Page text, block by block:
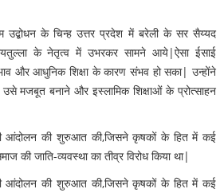
के चिन्ह उत्तर प्रदेश में बरेली के सर सैय्यद
के नेतृत्व में उभरकर सामने आये|ऐसा ईसाई
और आधुनिक शिक्षा के कारण संभव हो सका| उन्होंने
मजबूत बनाने और इस्लामिक शिक्षाओं के प्रोत्साहन
आंदोलन की शुरुआत की,जिसने कृषकों के हित में कई
की जाति-व्यवस्था का तीव्र विरोध किया था|
आंदोलन की शुरुआत की,जिसने कृषकों के हित में कई